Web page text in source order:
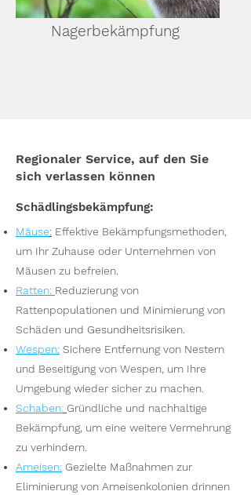
Nagerbekämpfung
Regionaler Service, auf den Sie
sich verlassen können
Schädlingsbekämpfung:
Mäuse: Effektive Bekämpfungsmethoden,
um Ihr Zuhause oder Unternehmen von
Mäusen zu befreien.
Ratten: Reduzierung von
Rattenpopulationen und Minimierung von
Schäden und Gesundheitsrisiken.
Wespen: Sichere Entfernung von Nestern
und Beseitigung von Wespen, um Ihre
Umgebung wieder sicher zu machen.
Schaben: Gründliche und nachhaltige
Bekämpfung, um eine weitere Vermehrung
zu verhindern.
Ameisen: Gezielte Maßnahmen zur
Eliminierung von Ameisenkolonien drinnen